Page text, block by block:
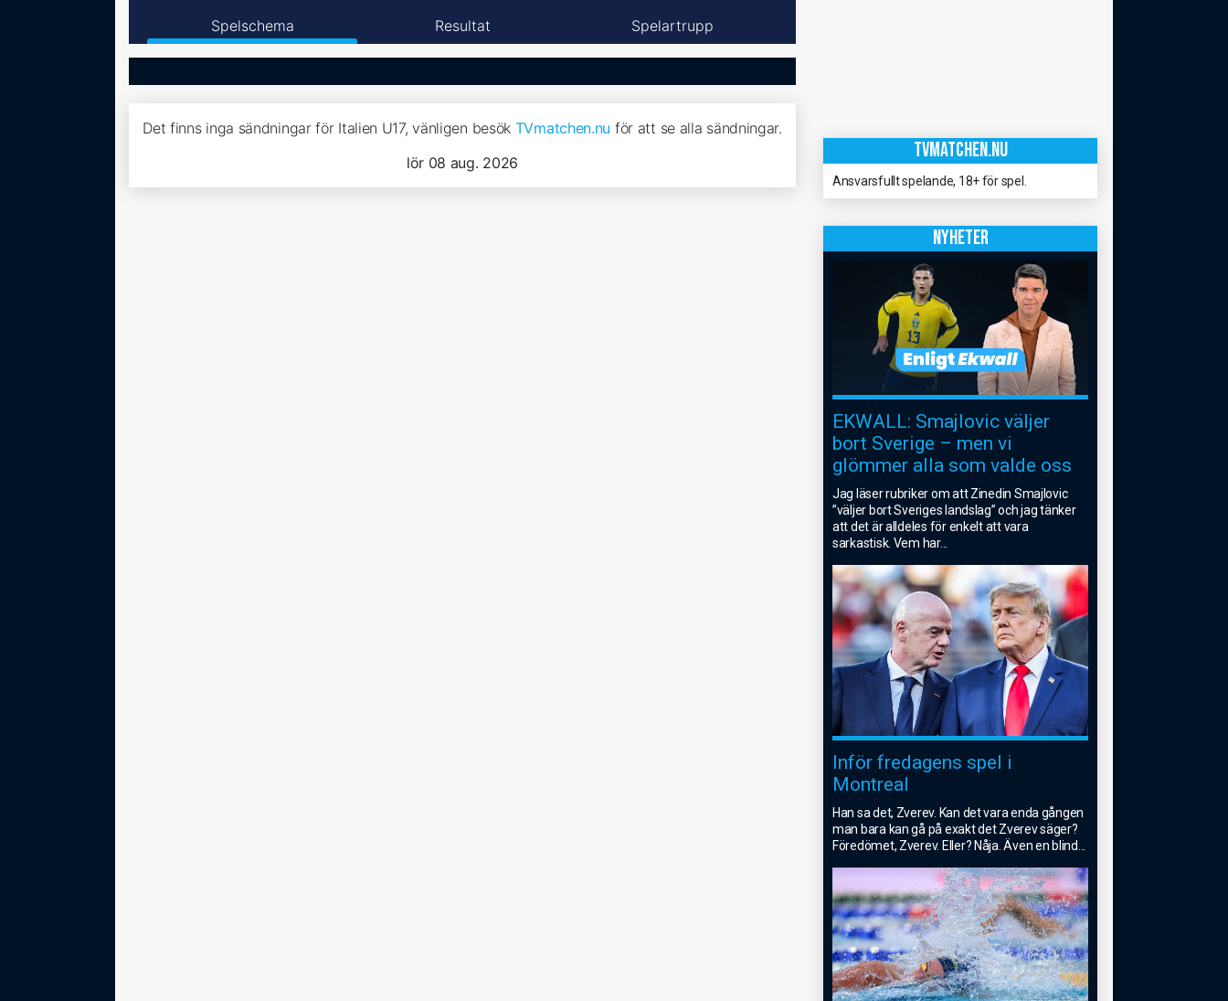
Spelschema Resultat Spelartrupp
Det finns inga sändningar för Italien U17, vänligen besök TVmatchen.nu för att se alla sändningar.
lör 08 aug. 2026
TVMATCHEN.NU
Ansvarsfullt spelande, 18+ för spel.
NYHETER
EKWALL: Smajlovic väljer
bort Sverige – men vi
glömmer alla som valde oss
Jag läser rubriker om att Zinedin Smajlovic
”väljer bort Sveriges landslag” och jag tänker
att det är alldeles för enkelt att vara
sarkastisk. Vem har...
Inför fredagens spel i
Montreal
Han sa det, Zverev. Kan det vara enda gången
man bara kan gå på exakt det Zverev säger?
Föredömet, Zverev. Eller? Nåja. Även en blind